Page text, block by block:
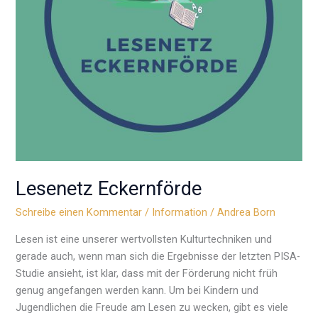
Lesenetz Eckernförde
Schreibe einen Kommentar / Information /Andrea Born
Lesen ist eine unserer wertvollsten Kulturtechniken und
gerade auch, wenn man sich die Ergebnisse der letzten PISA-
Studie ansieht, ist klar, dass mit der Förderung nicht früh
genug angefangen werden kann. Um bei Kindern und
Jugendlichen die Freude am Lesen zu wecken, gibt es viele